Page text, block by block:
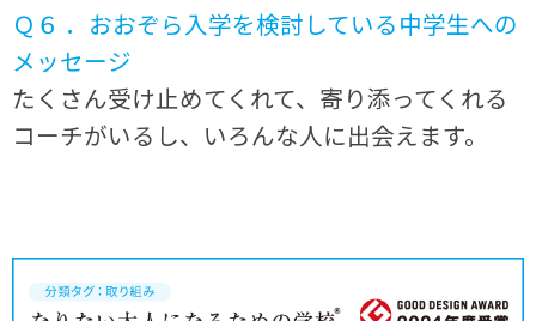
Ｑ６ ．おおぞら入学を検討している中学生への
メッセージ
たくさん受け止めてくれて、寄り添ってくれる
コーチがいるし、いろんな人に出会えます。